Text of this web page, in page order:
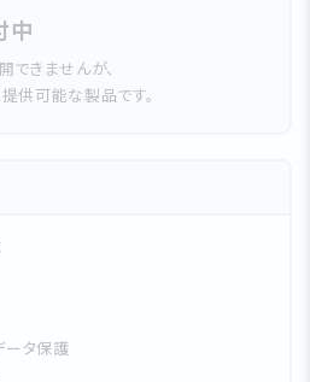
中
できませんが、
供可能な製品です。
ータ保護